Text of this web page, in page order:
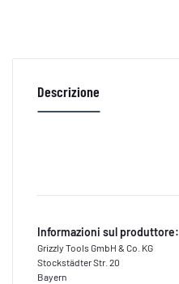
Descrizione
Informazioni sul produttore:
Grizzly Tools GmbH & Co. KG
Stockstädter Str. 20
Bayern